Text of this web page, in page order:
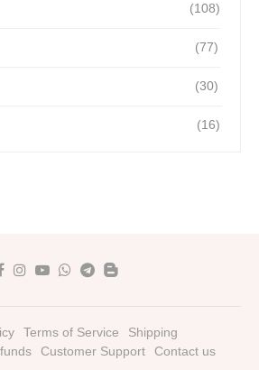
(108)
(77)
(30)
(16)
Terms of Service
Shipping
Customer Support Contact us